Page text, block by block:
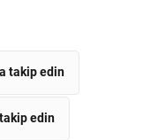
takip edin
edin